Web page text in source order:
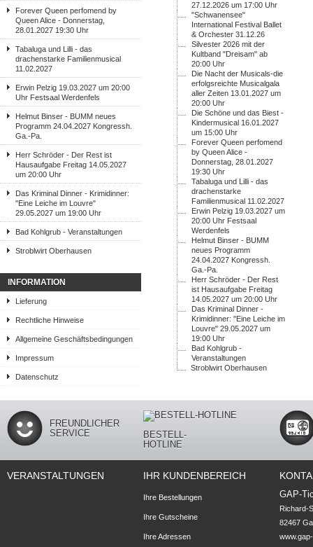
Forever Queen perfomend by
Queen Alice - Donnerstag,
28.01.2027 19:30 Uhr
Tabaluga und Lilli - das
drachenstarke Familienmusical
11.02.2027
Erwin Pelzig 19.03.2027 um 20:00
Uhr Festsaal Werdenfels
Helmut Binser - BUMM neues
Programm 24.04.2027 Kongressh.
Ga.-Pa.
Herr Schröder - Der Rest ist
Hausaufgabe Freitag 14.05.2027
um 20:00 Uhr
Das Kriminal Dinner - Krimidinner:
"Eine Leiche im Louvre"
29.05.2027 um 19:00 Uhr
Bad Kohlgrub - Veranstaltungen
Stroblwirt Oberhausen
INFORMATION
Lieferung
Rechtliche Hinweise
Allgemeine Geschäftsbedingungen
Impressum
Datenschutz
27.12.2026 um 17:00 Uhr
"Schwanensee"
International Festival Ballet
& Orchester 31.12.26
Silvester 2026 mit der
Kultband "Dreisam" ab
20:00 Uhr
Die Nacht der Musicals-die
erfolgsreichte Musicalgala
aller Zeiten 13.01.2027 um
20:00 Uhr
Die Schöne und das Biest -
Kindermusical 16.01.2027
um 15:00 Uhr
Forever Queen perfomend
by Queen Alice -
Donnerstag, 28.01.2027
19:30 Uhr
Tabaluga und Lilli - das
drachenstarke
Familienmusical 11.02.2027
Erwin Pelzig 19.03.2027 um
20:00 Uhr Festsaal
Werdenfels
Helmut Binser - BUMM
neues Programm
24.04.2027 Kongressh.
Ga.-Pa.
Herr Schröder - Der Rest
ist Hausaufgabe Freitag
14.05.2027 um 20:00 Uhr
Das Kriminal Dinner -
Krimidinner: "Eine Leiche im
Louvre" 29.05.2027 um
19:00 Uhr
Bad Kohlgrub -
Veranstaltungen
Stroblwirt Oberhausen
FREUNDLICHER
SERVICE
BESTELL-
HOTLINE
VERANSTALTUNGEN IHR KUNDENBEREICH
Ihre Bestellungen
Ihre Gutscheine
Ihre Adressen
GAP-
Richard-
82467